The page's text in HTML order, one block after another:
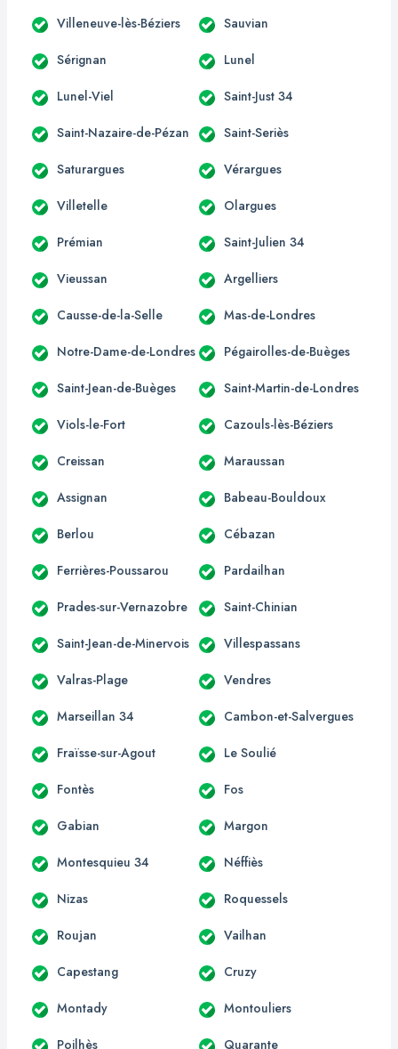
Villeneuve-lès-Béziers Sauvian
Sérignan Lunel
Lunel-Viel Saint-Just 34
Saint-Nazaire-de-Pézan Saint-Seriès
Saturargues Vérargues
Villetelle Olargues
Prémian Saint-Julien 34
Vieussan Argelliers
Causse-de-la-Selle Mas-de-Londres
Notre-Dame-de-Londres Pégairolles-de-Buèges
Saint-Jean-de-Buèges Saint-Martin-de-Londres
Viols-le-Fort Cazouls-lès-Béziers
Creissan Maraussan
Assignan Babeau-Bouldoux
Berlou Cébazan
Ferrières-Poussarou Pardailhan
Prades-sur-Vernazobre Saint-Chinian
Saint-Jean-de-Minervois Villespassans
Valras-Plage Vendres
Marseillan 34 Cambon-et-Salvergues
Fraïsse-sur-Agout Le Soulié
Fontès Fos
Gabian Margon
Montesquieu 34 Néffiès
Nizas Roquessels
Roujan Vailhan
Capestang Cruzy
Montady Montouliers
Poilhès Quarante